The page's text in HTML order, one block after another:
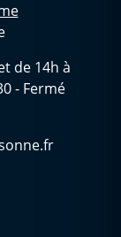
de 14h à
- Fermé
Chaine youtube